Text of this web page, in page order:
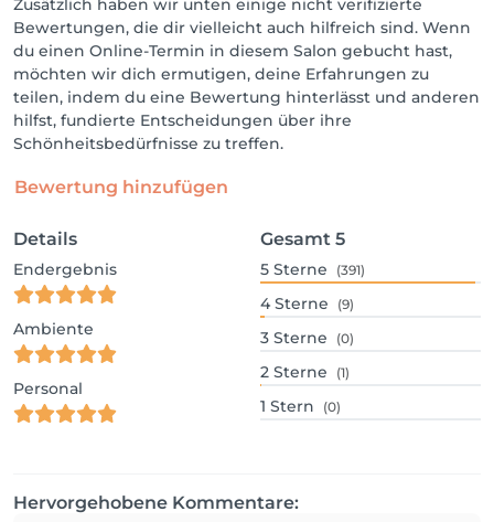
Zusätzlich haben wir unten einige nicht verifizierte
Bewertungen, die dir vielleicht auch hilfreich sind. Wenn
du einen Online-Termin in diesem Salon gebucht hast,
möchten wir dich ermutigen, deine Erfahrungen zu
teilen, indem du eine Bewertung hinterlässt und anderen
hilfst, fundierte Entscheidungen über ihre
Schönheitsbedürfnisse zu treffen.
Bewertung hinzufügen
Details
Endergebnis
Ambiente
Personal
Gesamt 5
5 Sterne (391)
4 Sterne (9)
3 Sterne (0)
2 Sterne (1)
1 Stern (0)
Hervorgehobene Kommentare: